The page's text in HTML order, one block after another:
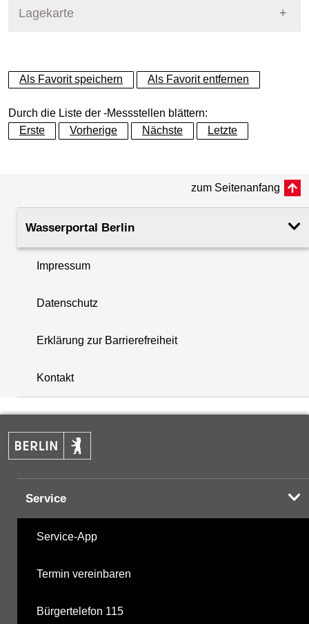
Lagekarte
+
−
+
−
Als Favorit speichern Als Favorit entfernen
Durch die Liste der -Messstellen blättern:
Erste
Vorherige Nächste Letzte
zum Seitenanfang
Wasserportal Berlin
Impressum
Datenschutz
Erklärung zur Barrierefreiheit
Kontakt
Service
Service-App
Termin vereinbaren
Bürgertelefon 115